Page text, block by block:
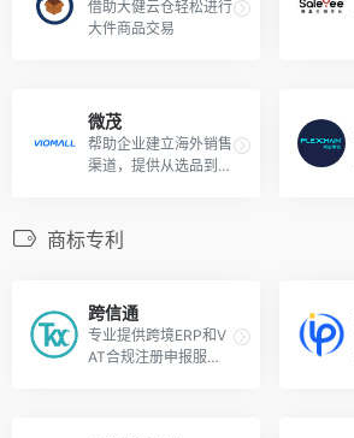
借助大健云仓轻松进行
大件商品交易
微茂
帮助企业建立海外销售
渠道，提供从选品到销
商标专利
跨信通
专业提供跨境ERP和V
AT合规注册申报服